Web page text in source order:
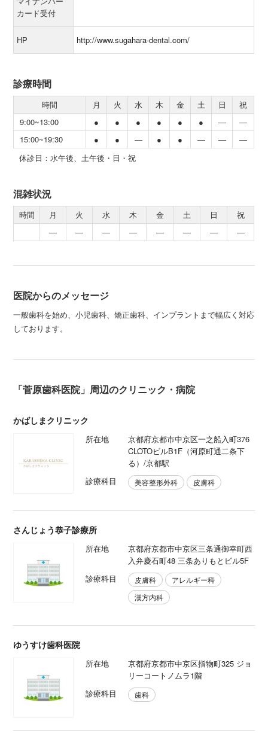
カード受付
HP http://www.sugahara-dental.com/
診療時間
時間 月 火 水 木 金 土 日
祝
9:00~13:00
● ● ● ● ● ● ―
―
15:00~19:30
● ● ― ● ● ― ―
―
休診日：水午後、土午後・日・祝
混雑状況
時間 月 火 水 木 金 土 日
祝
―
― ― ― ― ― ― ―
医院からのメッセージ
一般歯科を始め、小児歯科、矯正歯科、インプラントまで幅広く対応
しております。
「菅原歯科医院」周辺のクリニック・病院
かばしまクリニック
所在地
京都府京都市中京区一之船入町376
CLOTOビルB1F（河原町通二条下
る）/京都駅
診療科目
美容整形外科 皮膚科
さんじょう恭子診療所
所在地
京都府京都市中京区三条通御幸町西
入弁慶石町48 三条ありもとビル5F
診療科目
皮膚科
アレルギー科
漢方内科
ゆうすけ歯科医院
所在地
京都府京都市中京区指物町325 ジョ
リーコートノムラ1階
診療科目
歯科